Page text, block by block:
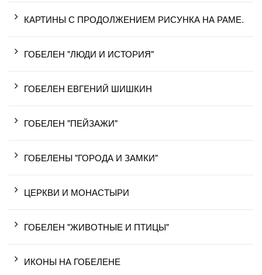
КАРТИНЫ С ПРОДОЛЖЕНИЕМ РИСУНКА НА РАМЕ.
ГОБЕЛЕН "ЛЮДИ И ИСТОРИЯ"
ГОБЕЛЕН ЕВГЕНИЙ ШИШКИН
ГОБЕЛЕН "ПЕЙЗАЖИ"
ГОБЕЛЕНЫ "ГОРОДА И ЗАМКИ"
ЦЕРКВИ И МОНАСТЫРИ
ГОБЕЛЕН "ЖИВОТНЫЕ И ПТИЦЫ"
ИКОНЫ НА ГОБЕЛЕНЕ